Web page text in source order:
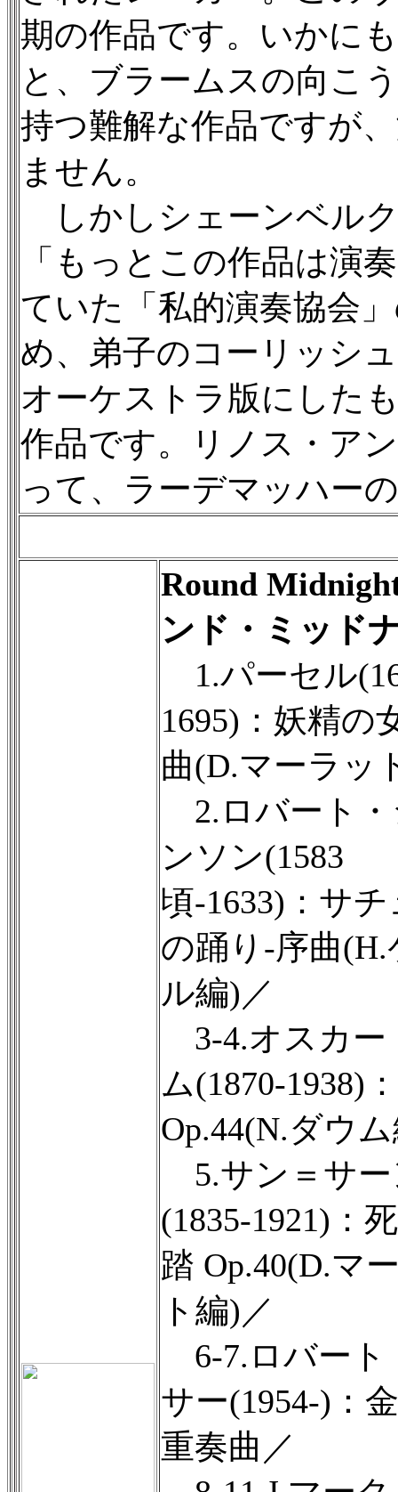
期の作品です。いかに
と、ブラームスの向こ
持つ難解な作品ですが
ません。
しかしシェーンベル
「もっとこの作品は演
ていた「私的演奏協会
め、弟子のコーリッシ
オーケストラ版にした
作品です。リノス・ア
って、ラーデマッハー
Round
ンド・ミッド
1.パーセル
1695)：妖精の
曲(D.マーラッ
2.ロバート・
ンソン(1583
頃-1633)：サ
の踊り-序曲(H.
ル編)／
3-4.オスカー
ム(1870-1938)
Op.44(N.ダウ
5.サン＝サー
(1835-1921)：
踏 Op.40(D.マ
ト編)／
6-7.ロバート
サー(1954-)：
重奏曲／